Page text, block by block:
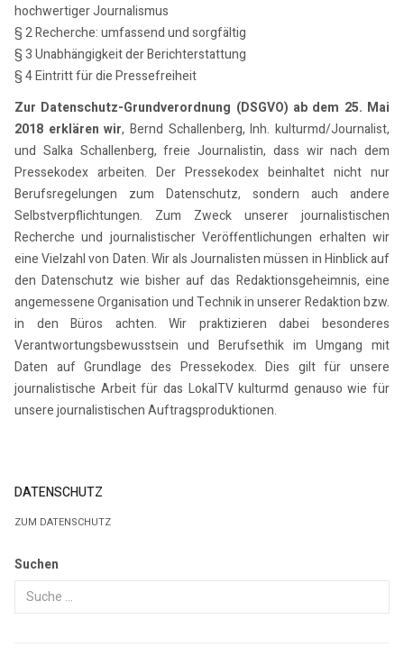
hochwertiger Journalismus
§ 2 Recherche: umfassend und sorgfältig
§ 3 Unabhängigkeit der Berichterstattung
§ 4 Eintritt für die Pressefreiheit
Zur Datenschutz-Grundverordnung (DSGVO) ab dem 25. Mai
2018 erklären wir, Bernd Schallenberg, Inh. kulturmd/Journalist,
und Salka Schallenberg, freie Journalistin, dass wir nach dem
Pressekodex arbeiten. Der Pressekodex beinhaltet nicht nur
Berufsregelungen zum Datenschutz, sondern auch andere
Selbstverpflichtungen. Zum Zweck unserer journalistischen
Recherche und journalistischer Veröffentlichungen erhalten wir
eine Vielzahl von Daten. Wir als Journalisten müssen in Hinblick auf
den Datenschutz wie bisher auf das Redaktionsgeheimnis, eine
angemessene Organisation und Technik in unserer Redaktion bzw.
in den Büros achten. Wir praktizieren dabei besonderes
Verantwortungsbewusstsein und Berufsethik im Umgang mit
Daten auf Grundlage des Pressekodex. Dies gilt für unsere
journalistische Arbeit für das LokalTV kulturmd genauso wie für
unsere journalistischen Auftragsproduktionen.
DATENSCHUTZ
ZUM DATENSCHUTZ
Suchen